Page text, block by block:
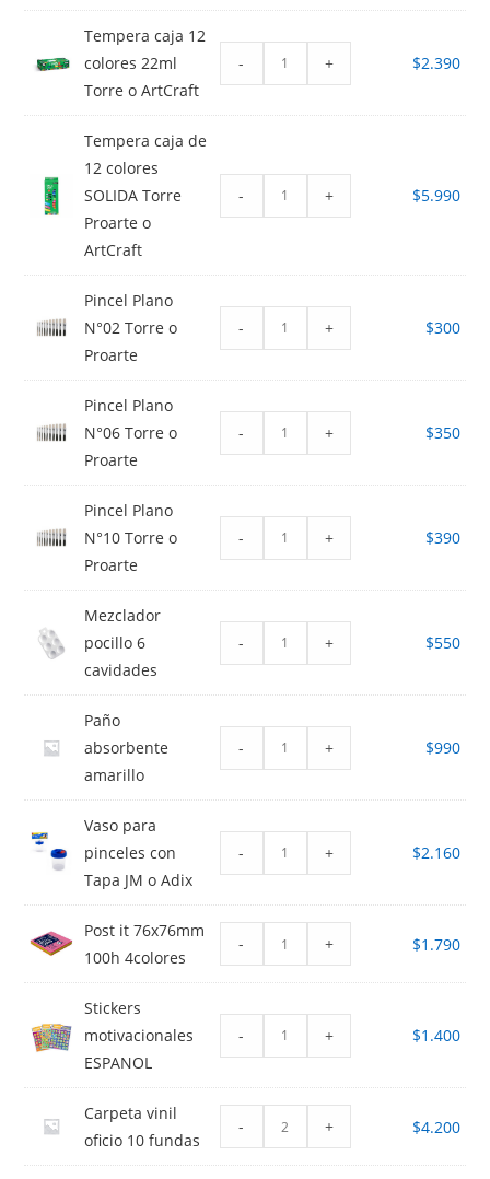
Tempera caja 12
colores 22ml
Torre o ArtCraft
- + $2.390
Tempera caja de
12 colores
SOLIDA Torre
Proarte o
ArtCraft
- + $5.990
Pincel Plano
N°02 Torre o
Proarte
- + $300
Pincel Plano
N°06 Torre o
Proarte
- + $350
Pincel Plano
N°10 Torre o
Proarte
- + $390
Mezclador
pocillo 6
cavidades
- + $550
Paño
absorbente
amarillo
- + $990
Vaso para
pinceles con
Tapa JM o Adix
- + $2.160
Post it 76x76mm
100h 4colores
- + $1.790
Stickers
motivacionales
ESPANOL
- + $1.400
Carpeta vinil
oficio 10 fundas
- + $4.200